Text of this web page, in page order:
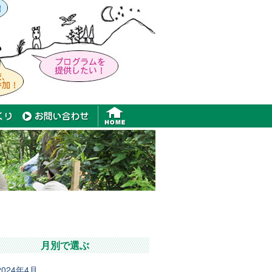
月別で選ぶ